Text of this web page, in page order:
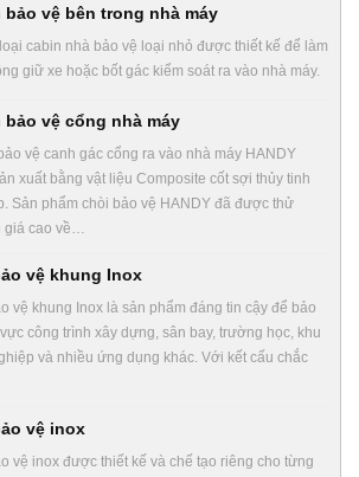
bảo vệ bên trong nhà máy
cabin nhà bảo vệ loại nhỏ được thiết kế để làm
giữ xe hoặc bốt gác kiểm soát ra vào nhà máy.
bảo vệ cổng nhà máy
vệ canh gác cổng ra vào nhà máy HANDY
xuất bằng vật liệu Composite cốt sợi thủy tinh
Sản phẩm chòi bảo vệ HANDY đã được thử
giá cao về…
vệ khung Inox
vệ khung Inox là sản phẩm đáng tin cậy để bảo
công trình xây dựng, sân bay, trường học, khu
và nhiều ứng dụng khác. Với kết cấu chắc
vệ inox
vệ inox được thiết kế và chế tạo riêng cho từng